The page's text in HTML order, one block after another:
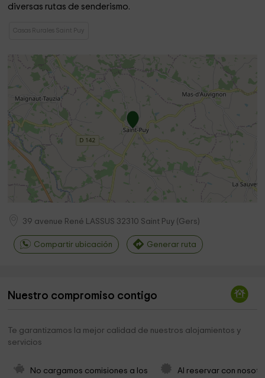
diversas rutas de senderismo.
Casas Rurales Saint Puy
39 avenue René LASSUS 32310 Saint Puy (Gers)
Compartir ubicación Generar ruta
Nuestro compromiso contigo
Te garantizamos la mejor calidad de nuestros alojamientos y
servicios
No cargamos comisiones a los
Al reservar con